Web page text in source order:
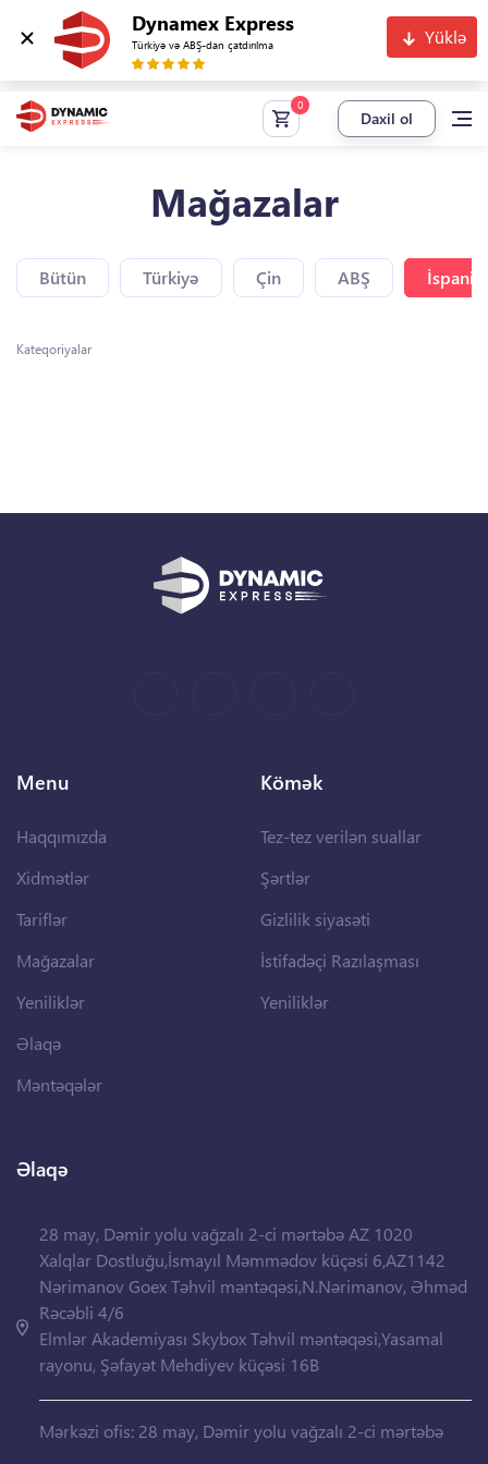
Dynamex Express
Türkiyə və ABŞ-dan çatdırılma Yüklə
Daxil ol
Mağazalar
Bütün Türkiyə Çin ABŞ
Kateqoriyalar
Menu
Haqqımızda
Xidmətlər
Tariflər
Mağazalar
Yeniliklər
Əlaqə
Məntəqələr
Kömək
Tez-tez verilən suallar
Şərtlər
Gizlilik siyasəti
İstifadəçi Razılaşması
Yeniliklər
Əlaqə
28 may, Dəmir yolu vağzalı 2-ci mərtəbə AZ 1020
Xalqlar Dostluğu,İsmayıl Məmmədov küçəsi 6,AZ1142
Nərimanov Goex Təhvil məntəqəsi,N.Nərimanov, Əhməd
Rəcəbli 4/6
Elmlər Akademiyası Skybox Təhvil məntəqəsi,Yasamal
rayonu, Şəfayət Mehdiyev küçəsi 16B
Mərkəzi ofis: 28 may, Dəmir yolu vağzalı 2-ci mərtəbə